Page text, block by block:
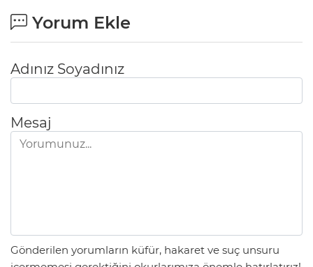
Yorum Ekle
Adınız Soyadınız
Mesaj
Gönderilen yorumların küfür, hakaret ve suç unsuru